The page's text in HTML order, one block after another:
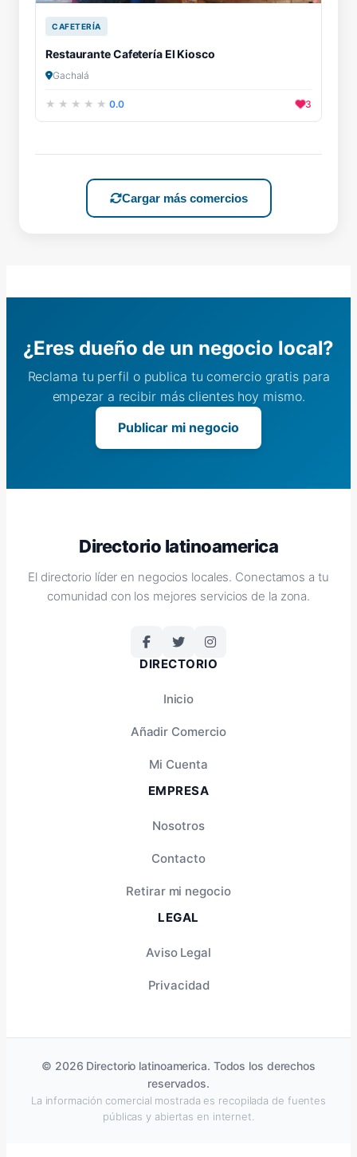
CAFETERÍA
Restaurante Cafetería El Kiosco
Gachalá
0.0 3
Cargar más comercios
¿Eres dueño de un negocio local?
Reclama tu perfil o publica tu comercio gratis para
empezar a recibir más clientes hoy mismo.
Publicar mi negocio
Directorio latinoamerica
El directorio líder en negocios locales. Conectamos a tu
comunidad con los mejores servicios de la zona.
DIRECTORIO
Inicio
Añadir Comercio
Mi Cuenta
EMPRESA
Nosotros
Contacto
Retirar mi negocio
LEGAL
Aviso Legal
Privacidad
© 2026 Directorio latinoamerica. Todos los derechos
reservados.
La información comercial mostrada es recopilada de fuentes
públicas y abiertas en internet.